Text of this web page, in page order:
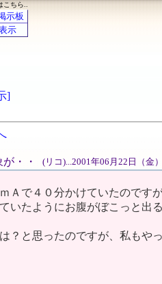
こちら..
示板
示
]
・・ (リコ)...2001年06月22日（金
Ａで４０分かけていたのです
いたようにお腹がぼこっと出
？と思ったのですが、私もや